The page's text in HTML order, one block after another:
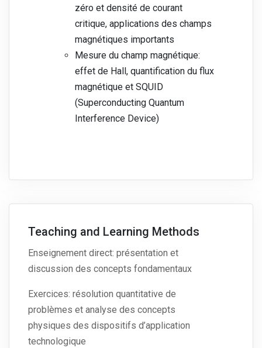
zéro et densité de courant
critique, applications des champs
magnétiques importants
Mesure du champ magnétique:
effet de Hall, quantification du flux
magnétique et SQUID
(Superconducting Quantum
Interference Device)
Teaching and Learning Methods
Enseignement direct: présentation et
discussion des concepts fondamentaux
Exercices: résolution quantitative de
problèmes et analyse des concepts
physiques des dispositifs d’application
technologique